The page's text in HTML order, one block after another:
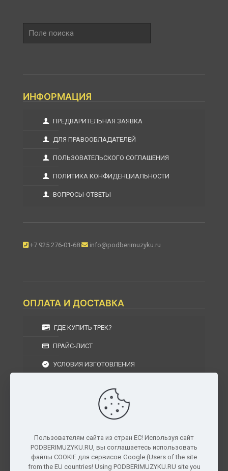
поиска
ИНФОРМАЦИЯ
ПРЕДВАРИТЕЛЬНАЯ ЗАЯВКА
ДЛЯ ПРАВООБЛАДАТЕЛЕЙ
ПОЛЬЗОВАТЕЛЬСКОГО СОГЛАШЕНИЯ
ПОЛИТИКА КОНФИДЕНЦИАЛЬНОСТИ
ВОПРОСЫ-ОТВЕТЫ
+7 925 276-01-68 info@podberimuzyku.ru
ОПЛАТА И ДОСТАВКА
ГДЕ КУПИТЬ ТРЕК?
ПРАЙС-ЛИСТ
УСЛОВИЯ ИЗГОТОВЛЕНИЯ
УСЛОВИЯ ВОЗВРАТА
г. Москва, Московская область, Центральный
федеральный округ, РФ, Россия
Пользователям сайта из стран ЕС! Используя сайт
PODBERIMUZYKU.RU, вы соглашаетесь использовать
файлы COOKIE для сервисов Google.(Users of the site
from the EU countries! Using PODBERIMUZYKU.RU site you